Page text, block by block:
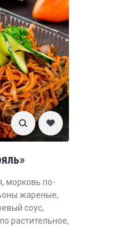
морковь по-
жареные,
соус,
растительное,